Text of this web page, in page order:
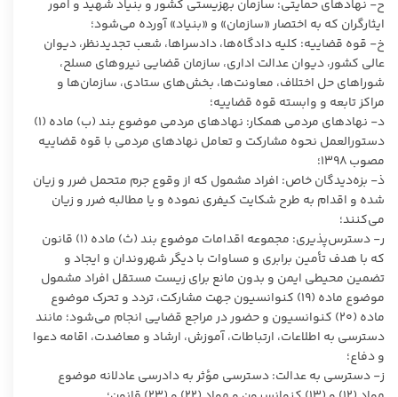
ح- نهادهای حمایتی: سازمان بهزیستی کشور و بنیاد شهید و امور
ایثارگران که به اختصار «سازمان» و «بنیاد» آورده می‌شود؛
خ- قوه قضاییه: کلیه دادگاه‌ها، دادسراها، شعب تجدیدنظر، دیوان
عالی کشور، دیوان عدالت اداری، سازمان قضایی نیروهای مسلح،
شوراهای حل اختلاف، معاونت‌ها، بخش‌های ستادی، سازمان‌ها و
مراکز تابعه و وابسته قوه قضاییه؛
د- نهادهای مردمی همکار: نهادهای مردمی موضوع بند (ب) ماده (۱)
دستورالعمل نحوه مشارکت و تعامل نهادهای مردمی با قوه قضاییه
مصوب ۱۳۹۸؛
ذ- بزه‌دیدگان خاص: افراد مشمول که از وقوع جرم متحمل ضرر و زیان
شده و اقدام به طرح شکایت کیفری نموده و یا مطالبه ضرر و زیان
می‌کنند؛
ر- دسترس‌پذیری: مجموعه اقدامات موضوع بند (ث) ماده (۱) قانون
که با هدف تأمین برابری و مساوات با دیگر شهروندان و ایجاد و
تضمین محیطی ایمن و بدون مانع برای زیست مستقل افراد مشمول
موضوع ماده (۱۹) کنوانسیون جهت مشارکت، تردد و تحرک موضوع
ماده (۲۰) کنوانسیون و حضور در مراجع قضایی انجام می‌شود؛ مانند
دسترسی به اطلاعات، ارتباطات، آموزش، ارشاد و معاضدت، اقامه دعوا
و دفاع؛
ز- دسترسی به عدالت: دسترسی مؤثر به دادرسی عادلانه موضوع